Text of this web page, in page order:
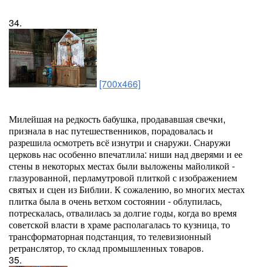
34.
[700x466]
Милейшая на редкость бабушка, продававшая свечки,
признала в нас путешественников, порадовалась и
разрешила осмотреть всё изнутри и снаружи. Снаружи
церковь нас особенно впечатлила: ниши над дверями и ее
стены в некоторых местах были выложены майоликой -
глазурованной, перламутровой плиткой с изображением
святых и сцен из Библии. К сожалению, во многих местах
плитка была в очень ветхом состоянии - облупилась,
потрескалась, отвалилась за долгие годы, когда во время
советской власти в храме располагалась то кузница, то
трансформаторная подстанция, то телевизионный
ретранслятор, то склад промышленных товаров.
35.